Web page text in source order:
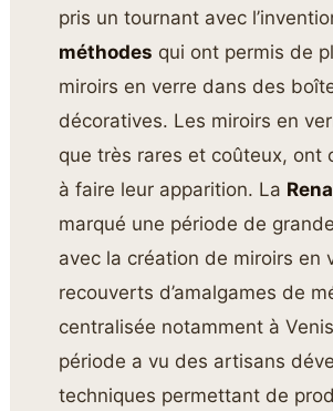
pris un tournant avec
méthodes qui ont permis de
miroirs en verre dans des
décoratives. Les miroirs en
que très rares et coûteux, ont
à faire leur apparition. La
marqué une période de
avec la création de miroirs en
recouverts d’amalgames de
centralisée notamment à
période a vu des artisans
techniques permettant de